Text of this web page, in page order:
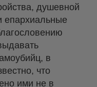
душевной
епархиальные
в
что
ими не в